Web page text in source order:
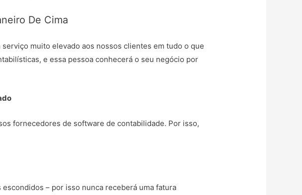
De Cima
muito elevado aos nossos clientes em tudo o que
e essa pessoa conhecerá o seu negócio por
fornecedores de software de contabilidade. Por isso,
– por isso nunca receberá uma fatura